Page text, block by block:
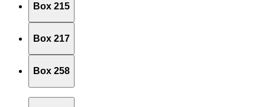
Box 215
Box 217
Box 258